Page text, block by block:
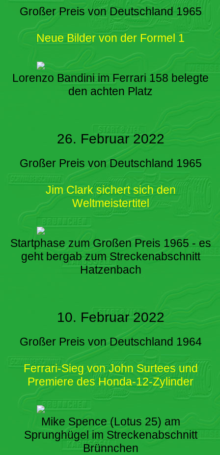
Großer Preis von Deutschland 1965
Neue Bilder von der Formel 1
Lorenzo Bandini im Ferrari 158 belegte
den achten Platz
26. Februar 2022
Großer Preis von Deutschland 1965
Jim Clark sichert sich den
Weltmeistertitel
Startphase zum Großen Preis 1965 - es
geht bergab zum Streckenabschnitt
Hatzenbach
10. Februar 2022
Großer Preis von Deutschland 1964
Ferrari-Sieg von John Surtees und
Premiere des Honda-12-Zylinder
Mike Spence (Lotus 25) am
Sprunghügel im Streckenabschnitt
Brünnchen